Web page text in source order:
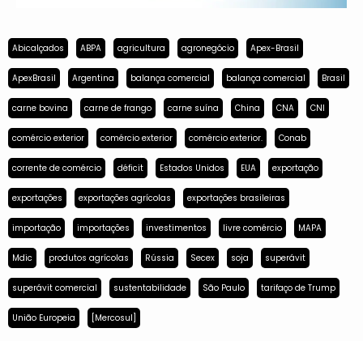
Abicalçados ABPA agricultura agronegócio Apex-Brasil
ApexBrasil Argentina balança comercial balança comercial Brasil
carne bovina carne de frango carne suína China CNA CNI
comércio exterior comércio exterior comércio exterior. Conab
corrente de comércio déficit Estados Unidos EUA exportação
exportações exportações agrícolas exportações brasileiras
importação importações investimentos livre comércio MAPA
Mdic produtos agrícolas Rússia Secex soja superávit
superávit comercial sustentabilidade São Paulo tarifaço de Trump
União Europeia [Mercosul]